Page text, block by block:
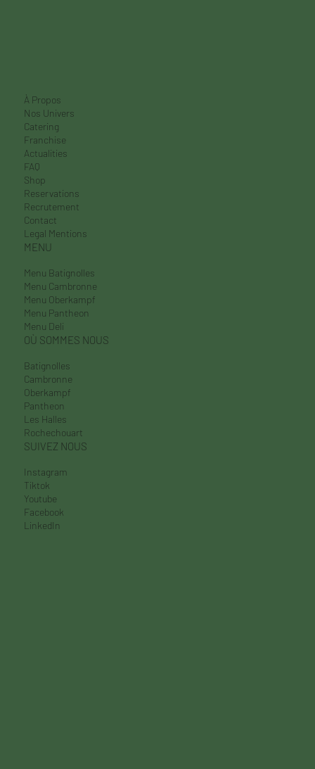
À Propos
Nos Univers
Catering
Franchise
Actualities
FAQ
Shop
Reservations
Recrutement
Contact
MENU
Menu Batignolles
Menu Cambronne
Menu Oberkampf
Menu Pantheon
OÙ SOMMES NOUS
Batignolles
Cambronne
Oberkampf
Pantheon
Les Halles
SUIVEZ NOUS
Instagram
Tiktok
Youtube